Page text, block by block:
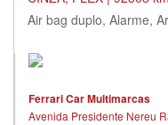
Air bag duplo, Alarme,
Ferrari Car Multimarcas
Avenida Presidente Nereu